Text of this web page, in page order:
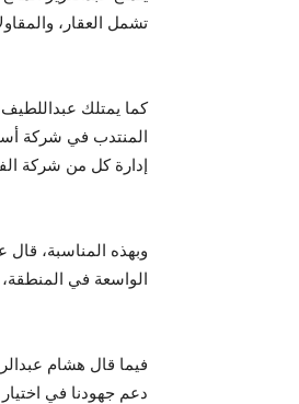
تشمل العقار،
المنتدب في شركة
إدارة كل من شركة
وبهذه المناسبة، قال
الواسعة في
فيما قال هشام
دعم جهودنا في